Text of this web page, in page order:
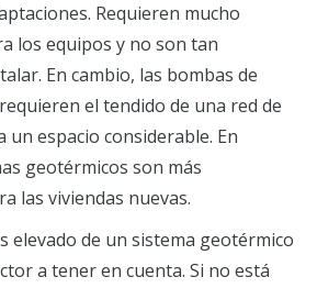
Requieren mucho
los equipos y no son tan
En cambio, las bombas de
el tendido de una red de
un espacio considerable. En
geotérmicos son más
las viviendas nuevas.
elevado de un sistema geotérmico
a tener en cuenta. Si no está